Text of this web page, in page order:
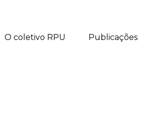
O coletivo RPU Publicações